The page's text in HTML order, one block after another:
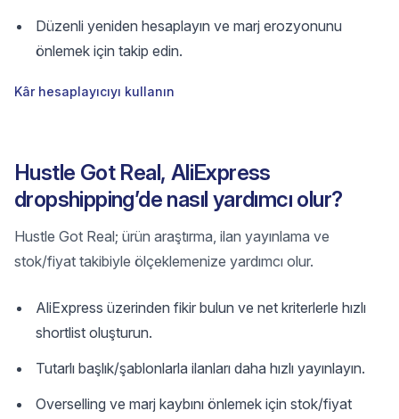
Düzenli yeniden hesaplayın ve marj erozyonunu
önlemek için takip edin.
Kâr hesaplayıcıyı kullanın
Hustle Got Real, AliExpress
dropshipping’de nasıl yardımcı olur?
Hustle Got Real; ürün araştırma, ilan yayınlama ve
stok/fiyat takibiyle ölçeklemenize yardımcı olur.
AliExpress üzerinden fikir bulun ve net kriterlerle hızlı
shortlist oluşturun.
Tutarlı başlık/şablonlarla ilanları daha hızlı yayınlayın.
Overselling ve marj kaybını önlemek için stok/fiyat